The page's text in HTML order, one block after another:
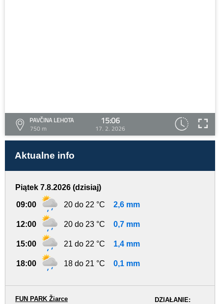
PAVČINA LEHOTA
750 m
15:06
17. 2. 2026
Aktualne info
Piątek 7.8.2026 (dzisiaj)
09:00 20 do 22 °C 2,6 mm
12:00 20 do 23 °C 0,7 mm
15:00 21 do 22 °C 1,4 mm
18:00 18 do 21 °C 0,1 mm
DZIAŁANIE:
FUN PARK Žiarce